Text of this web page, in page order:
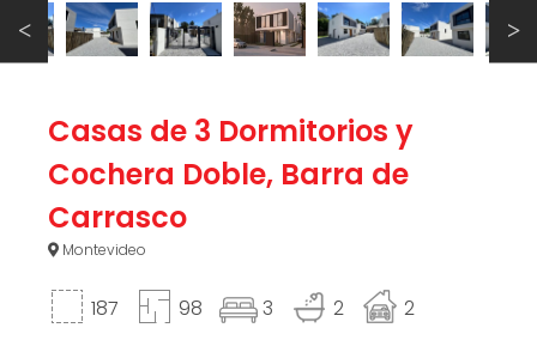
Casas de 3 Dormitorios y
Cochera Doble, Barra de
Carrasco
Montevideo
187 98 3 2 2